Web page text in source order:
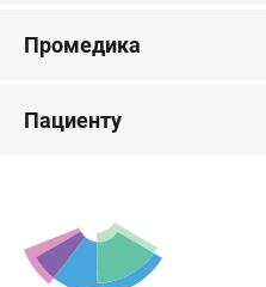
Промедика
Пациенту